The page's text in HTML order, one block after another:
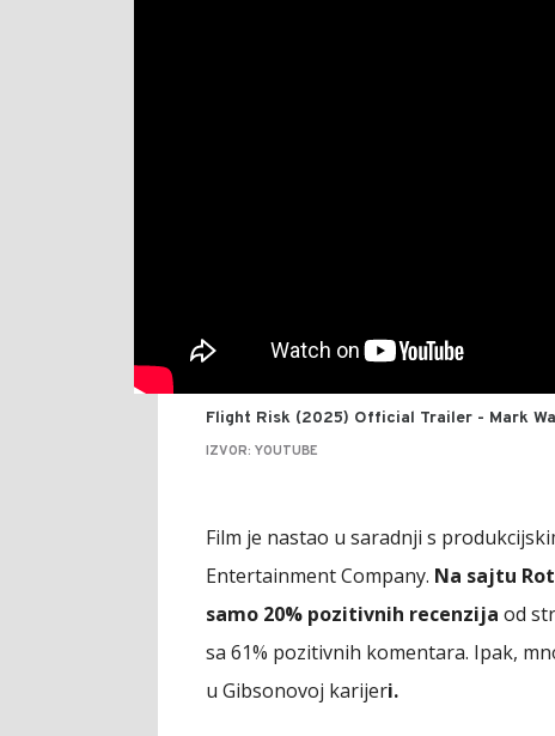
Flight Risk (2025) Official Trailer - Mark
IZVOR: YOUTUBE
Film je nastao u saradnji s
Entertainment Company. Na sajtu
samo 20% pozitivnih recenzija od
sa 61% pozitivnih komentara. Ipak,
u Gibsonovoj karijeri.